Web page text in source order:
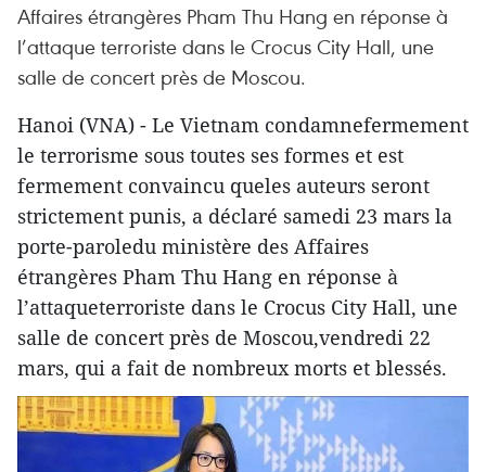
Affaires étrangères Pham Thu Hang en réponse à
l’attaque terroriste dans le Crocus City Hall, une
salle de concert près de Moscou.
Hanoi (VNA) - Le Vietnam condamnefermement
le terrorisme sous toutes ses formes et est
fermement convaincu queles auteurs seront
strictement punis, a déclaré samedi 23 mars la
porte-paroledu ministère des Affaires
étrangères Pham Thu Hang en réponse à
l’attaqueterroriste dans le Crocus City Hall, une
salle de concert près de Moscou,vendredi 22
mars, qui a fait de nombreux morts et blessés.